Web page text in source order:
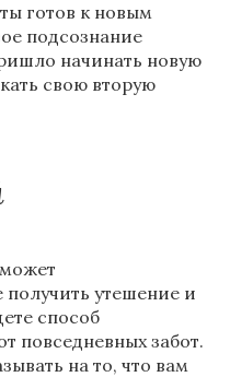
готов к новым
подсознание
начинать новую
свою вторую
утешение и
способ
повседневных забот.
на то, что вам